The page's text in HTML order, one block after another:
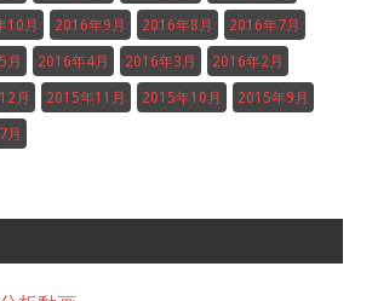
10月 2016年9月 2016年8月 2016年7月
月 2016年4月 2016年3月 2016年2月
月 2015年11月 2015年10月 2015年9月
月